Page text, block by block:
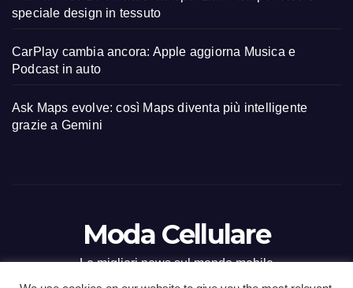
speciale design in tessuto
CarPlay cambia ancora: Apple aggiorna Musica e
Podcast in auto
Ask Maps evolve: così Maps diventa più intelligente
grazie a Gemini
Moda Cellulare
Le migliori news sul mondo mobile